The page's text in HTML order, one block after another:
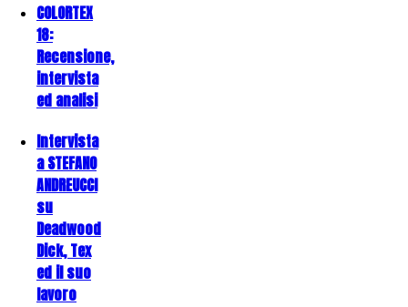
COLORTEX
18:
Recensione,
intervista
ed analisi
Intervista
a STEFANO
ANDREUCCI
su
Deadwood
Dick, Tex
ed il suo
lavoro